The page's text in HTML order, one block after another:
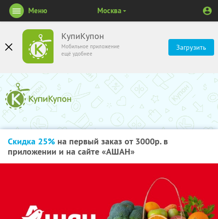
КупиКупон
Мобильное приложение
ещё удобнее
Загрузить
Меню Москва
Скидка 25% на первый заказ от 3000р. в
приложении и на сайте «АШАН»